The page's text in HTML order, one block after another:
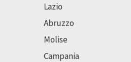
Lazio
Abruzzo
Molise
Campania